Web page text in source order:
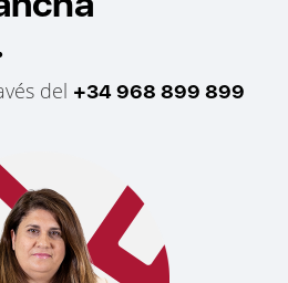
del +34 968 899 899